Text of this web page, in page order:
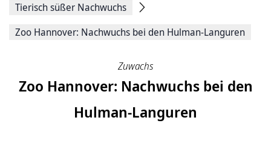
Tierisch süßer Nachwuchs
Zoo Hannover: Nachwuchs bei den Hulman-Languren
Zuwachs
Zoo Hannover: Nachwuchs bei den
Hulman-Languren